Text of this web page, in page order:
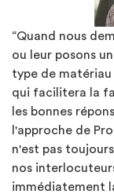
“Quand nous
ou leur posons
type de
qui facilitera la
les bonnes
l'approche de
n'est pas
nos
immédiatement